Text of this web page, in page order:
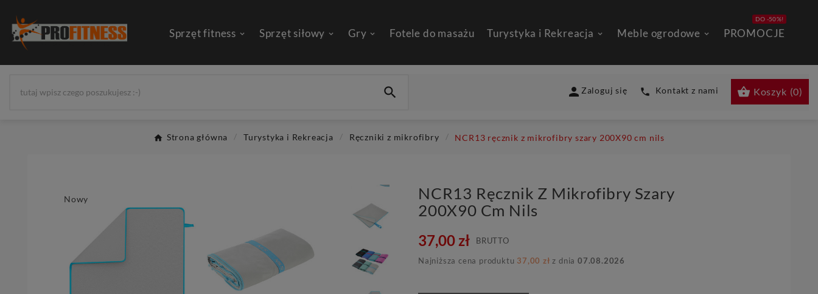
Sprzęt fitness Sprzęt siłowy Gry Fotele do masażu Turystyka i Rekreacja Meble ogrodowe PROMOCJE
DO -50%!
  Zaloguj się  Kontakt z nami  Koszyk (0)
Strona główna Turystyka i Rekreacja Ręczniki z mikrofibry NCR13 ręcznik z mikrofibry szary 200X90 cm nils
Nowy
NCR13 Ręcznik Z Mikrofibry Szary
200X90 Cm Nils
37,00 zł BRUTTO
Najniższa cena produktu 37,00 zł z dnia07.08.2026